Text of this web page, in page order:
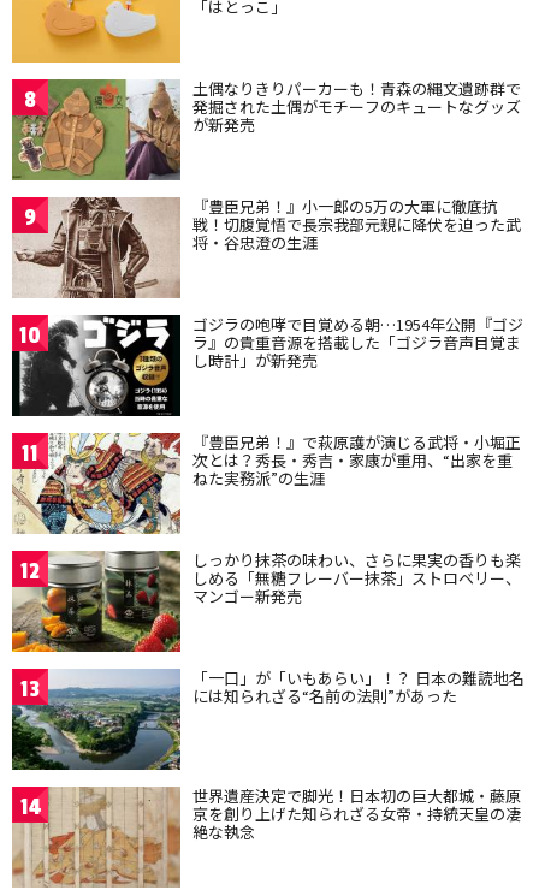
「はとっこ」
8 土偶なりきりパーカーも！青森の縄文遺跡群で
発掘された土偶がモチーフのキュートなグッズ
が新発売
9 『豊臣兄弟！』小一郎の5万の大軍に徹底抗
戦！切腹覚悟で長宗我部元親に降伏を迫った武
将・谷忠澄の生涯
10 ゴジラの咆哮で目覚める朝…1954年公開『ゴジ
ラ』の貴重音源を搭載した「ゴジラ音声目覚ま
し時計」が新発売
11 『豊臣兄弟！』で萩原護が演じる武将・小堀正
次とは？秀長・秀吉・家康が重用、“出家を重
ねた実務派”の生涯
12 しっかり抹茶の味わい、さらに果実の香りも楽
しめる「無糖フレーバー抹茶」ストロベリー、
マンゴー新発売
13 「一口」が「いもあらい」！？ 日本の難読地名
には知られざる“名前の法則”があった
14 世界遺産決定で脚光！日本初の巨大都城・藤原
京を創り上げた知られざる女帝・持統天皇の凄
絶な執念